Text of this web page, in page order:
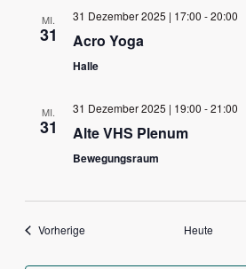
MI.
31
31 Dezember 2025 | 17:00 -20:00
Acro Yoga
Halle
MI.
31
31 Dezember 2025 | 19:00 -21:00
Alte VHS Plenum
Bewegungsraum
VorherigeVeranstaltungen Heute